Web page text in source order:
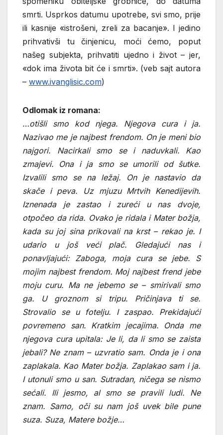
smrti. Usprkos datumu upotrebe, svi smo, prije
ili kasnije «istrošeni, zreli za bacanje». I jedino
prihvativši tu činjenicu, moći ćemo, poput
našeg subjekta, prihvatiti ujedno i život – jer,
«dok ima života bit će i smrti». (veb sajt autora
– www.ivanglisic.com)
Odlomak iz romana:
…otišli smo kod njega. Njegova cura i ja.
Nazivao me je najbest frendom. On je meni bio
najgori. Nacirkali smo se i naduvkali. Kao
zmajevi. Ona i ja smo se umorili od šutke.
Izvalili smo se na ležaj. On je nastavio da
skače i peva. Uz mjuzu Mrtvih Kenedijevih.
Iznenada je zastao i zureći u nas dvoje,
otpočeo da rida. Ovako je ridala i Mater božja,
kada su joj sina prikovali na krst – rekao je. I
udario u još veći plač. Gledajući nas i
ponavljajući: Zaboga, moja cura se jebe. S
mojim najbest frendom. Moj najbest frend jebe
moju curu. Ma ne jebemo se – smirivali smo
ga. U groznom si tripu. Pričinjava ti se.
Strovalio se u fotelju. I zaspao. Prekidajući
povremeno san. Kratkim jecajima. Onda me
njegova cura upitala: Je li, da li smo se zaista
jebali? Ne znam – uzvratio sam. Onda je i ona
zaplakala. Kao Mater božja. Zaplakao sam i ja.
I utonuli smo u san. Sutradan, ničega se nismo
sećali. Ili jesmo, al smo se pravili ludi. Ne
znam. Samo, oči su nam još uvek bile pune
suza. Suza, Matere božje…